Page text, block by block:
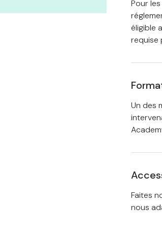
Pour
éligible
requise
Un des
Faites
nous